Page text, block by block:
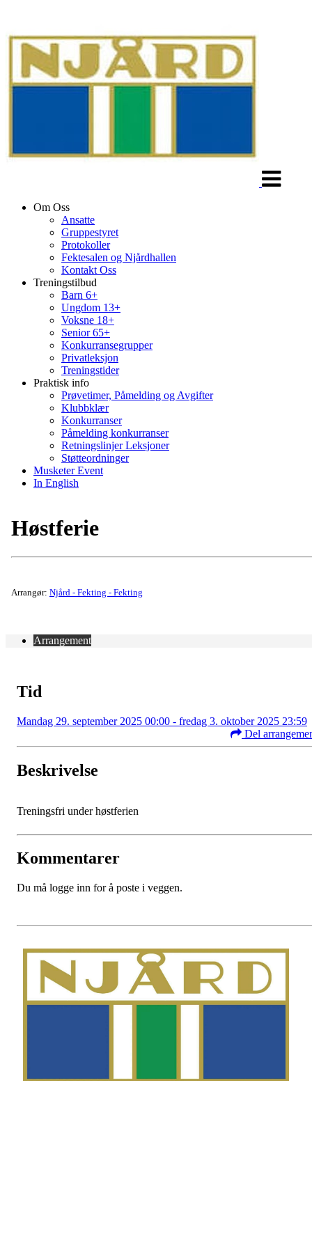
Om Oss
Ansatte
Gruppestyret
Protokoller
Fektesalen og Njårdhallen
Kontakt Oss
Treningstilbud
Barn 6+
Ungdom 13+
Voksne 18+
Senior 65+
Konkurransegrupper
Privatleksjon
Treningstider
Praktisk info
Prøvetimer, Påmelding og Avgifter
Klubbklær
Konkurranser
Påmelding konkurranser
Retningslinjer Leksjoner
Støtteordninger
Musketer Event
In English
Høstferie
Arrangør: Njård - Fekting - Fekting
Arrangement
Tid
Mandag 29. september 2025 00:00 - fredag 3. oktober 2025 23:59
Del
Beskrivelse
Treningsfri under høstferien
Kommentarer
Du må logge inn for å poste i veggen.